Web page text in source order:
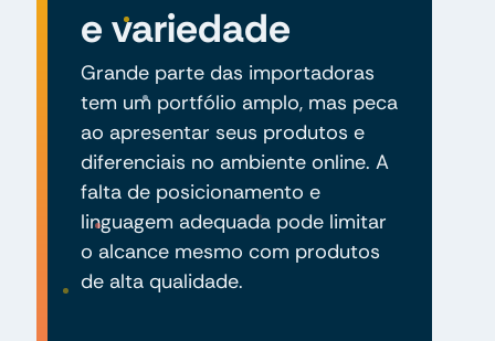
e variedade
Grande parte das importadoras
tem um portfólio amplo, mas peca
ao apresentar seus produtos e
diferenciais no ambiente online. A
falta de posicionamento e
linguagem adequada pode limitar
o alcance mesmo com produtos
de alta qualidade.